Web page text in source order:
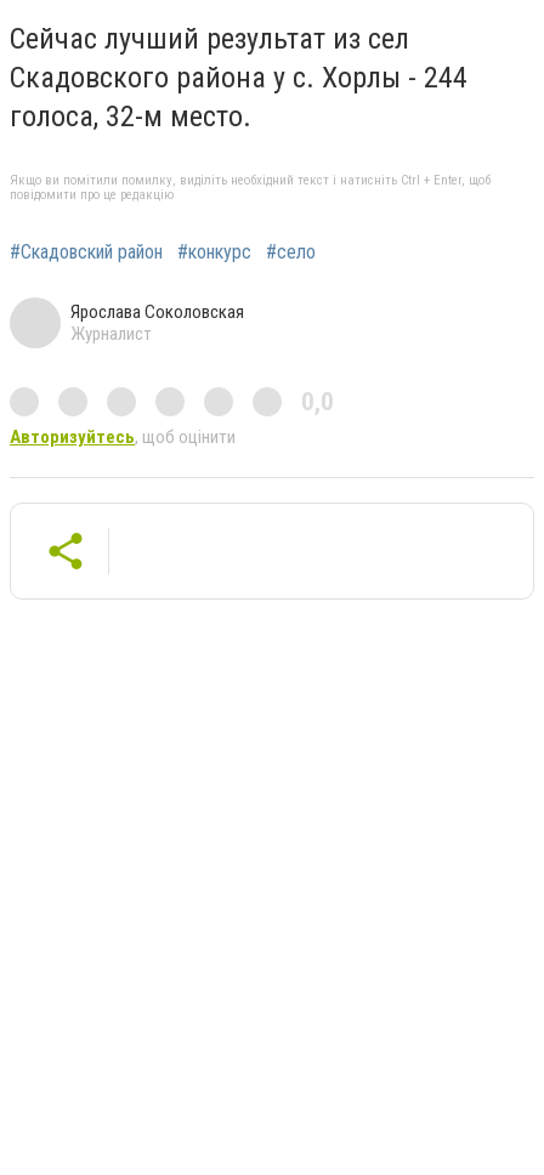
Сейчас лучший результат из сел
Скадовского района у с. Хорлы - 244
голоса, 32-м место.
Якщо ви помітили помилку, виділіть необхідний текст і натисніть Ctrl + Enter, щоб
повідомити про це редакцію
#Скадовский район #конкурс #село
Ярослава Соколовская
Журналист
0,0
Авторизуйтесь, щоб оцінити